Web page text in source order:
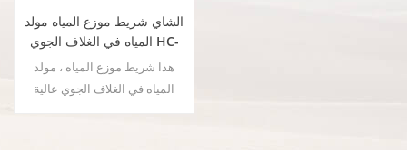
الشاي شريط موزع المياه مولد
المياه في الغلاف الجوي HC-
30LH
هذا شريط موزع المياه ، مولد
المياه في الغلاف الجوي عالية
الجودة مع وظيفة لإنتاج المياه من